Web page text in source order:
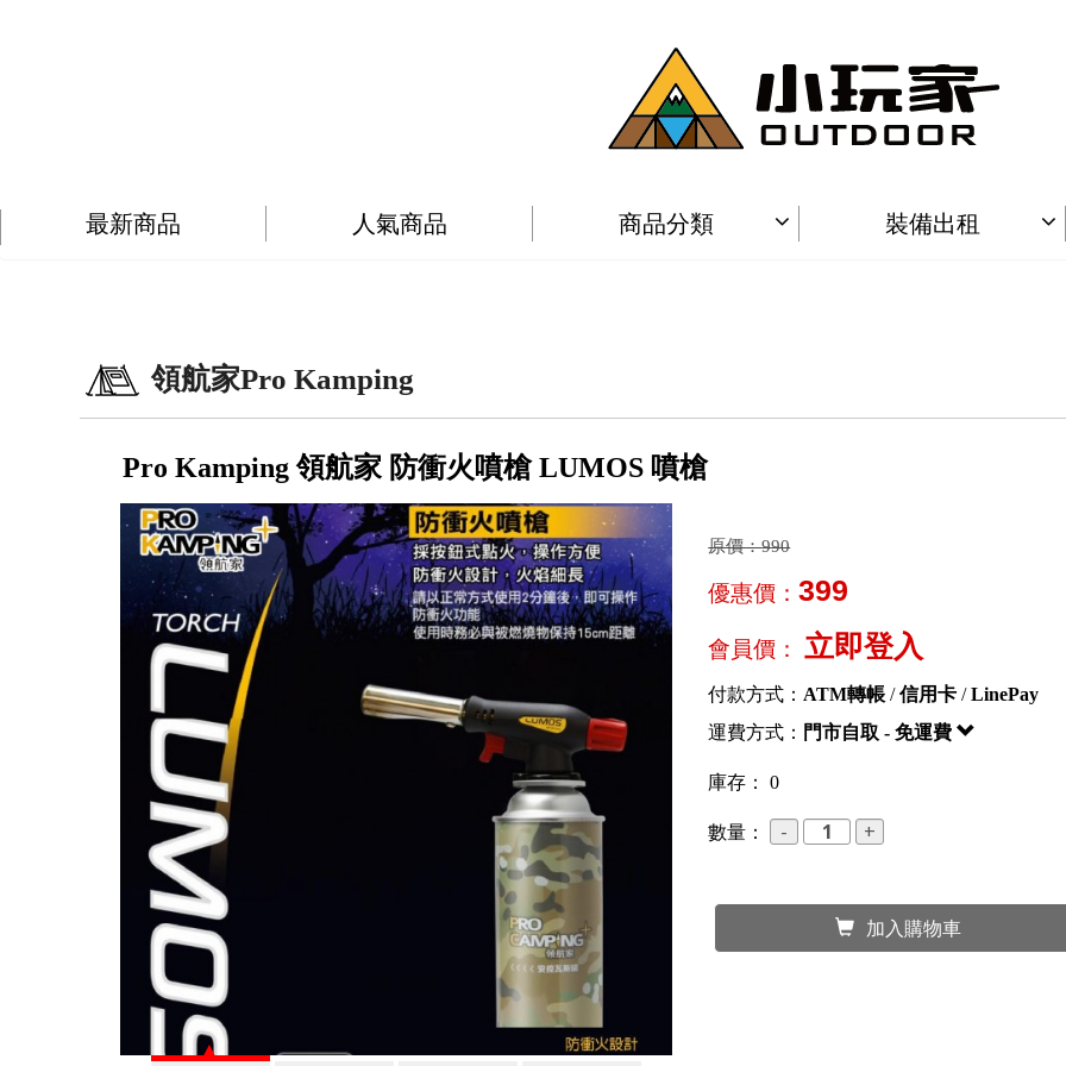
最新商品 人氣商品 商品分類 裝備出租
領航家Pro Kamping
Pro Kamping 領航家 防衝火噴槍 LUMOS 噴槍
原價：990
優惠價：399
會員價：立即登入
付款方式： ATM轉帳 /信用卡 /LinePay
運費方式： 門市自取 - 免運費
庫存： 0
數量：
加入購物車